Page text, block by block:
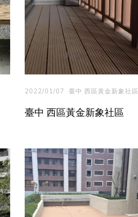
2022/01/07 臺中 西區黃金新象社區
臺中 西區黃金新象社區